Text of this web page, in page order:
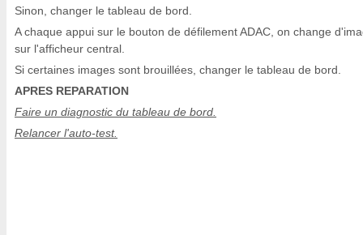
Sinon, changer le tableau de bord.
A chaque appui sur le bouton de défilement ADAC, on change
sur l'afficheur central.
Si certaines images sont brouillées, changer le tableau de bord.
APRES REPARATION
Faire un diagnostic du tableau de bord.
Relancer l'auto-test.